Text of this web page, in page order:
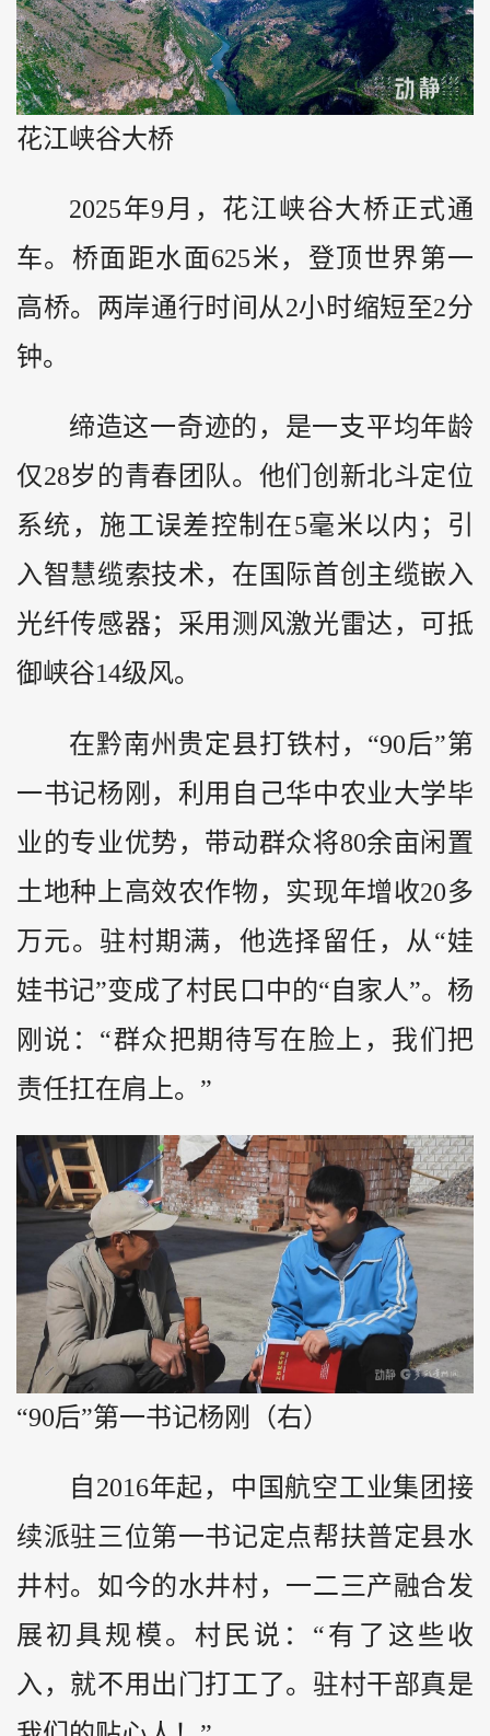
花江峡谷大桥
2025年9月，花江峡谷大桥正式通
车。桥面距水面625米，登顶世界第一
高桥。两岸通行时间从2小时缩短至2分
钟。
缔造这一奇迹的，是一支平均年龄
仅28岁的青春团队。他们创新北斗定位
系统，施工误差控制在5毫米以内；引
入智慧缆索技术，在国际首创主缆嵌入
光纤传感器；采用测风激光雷达，可抵
御峡谷14级风。
在黔南州贵定县打铁村，“90后”第
一书记杨刚，利用自己华中农业大学毕
业的专业优势，带动群众将80余亩闲置
土地种上高效农作物，实现年增收20多
万元。驻村期满，他选择留任，从“娃
娃书记”变成了村民口中的“自家人”。杨
刚说：“群众把期待写在脸上，我们把
责任扛在肩上。”
“90后”第一书记杨刚（右）
自2016年起，中国航空工业集团接
续派驻三位第一书记定点帮扶普定县水
井村。如今的水井村，一二三产融合发
展初具规模。村民说：“有了这些收
入，就不用出门打工了。驻村干部真是